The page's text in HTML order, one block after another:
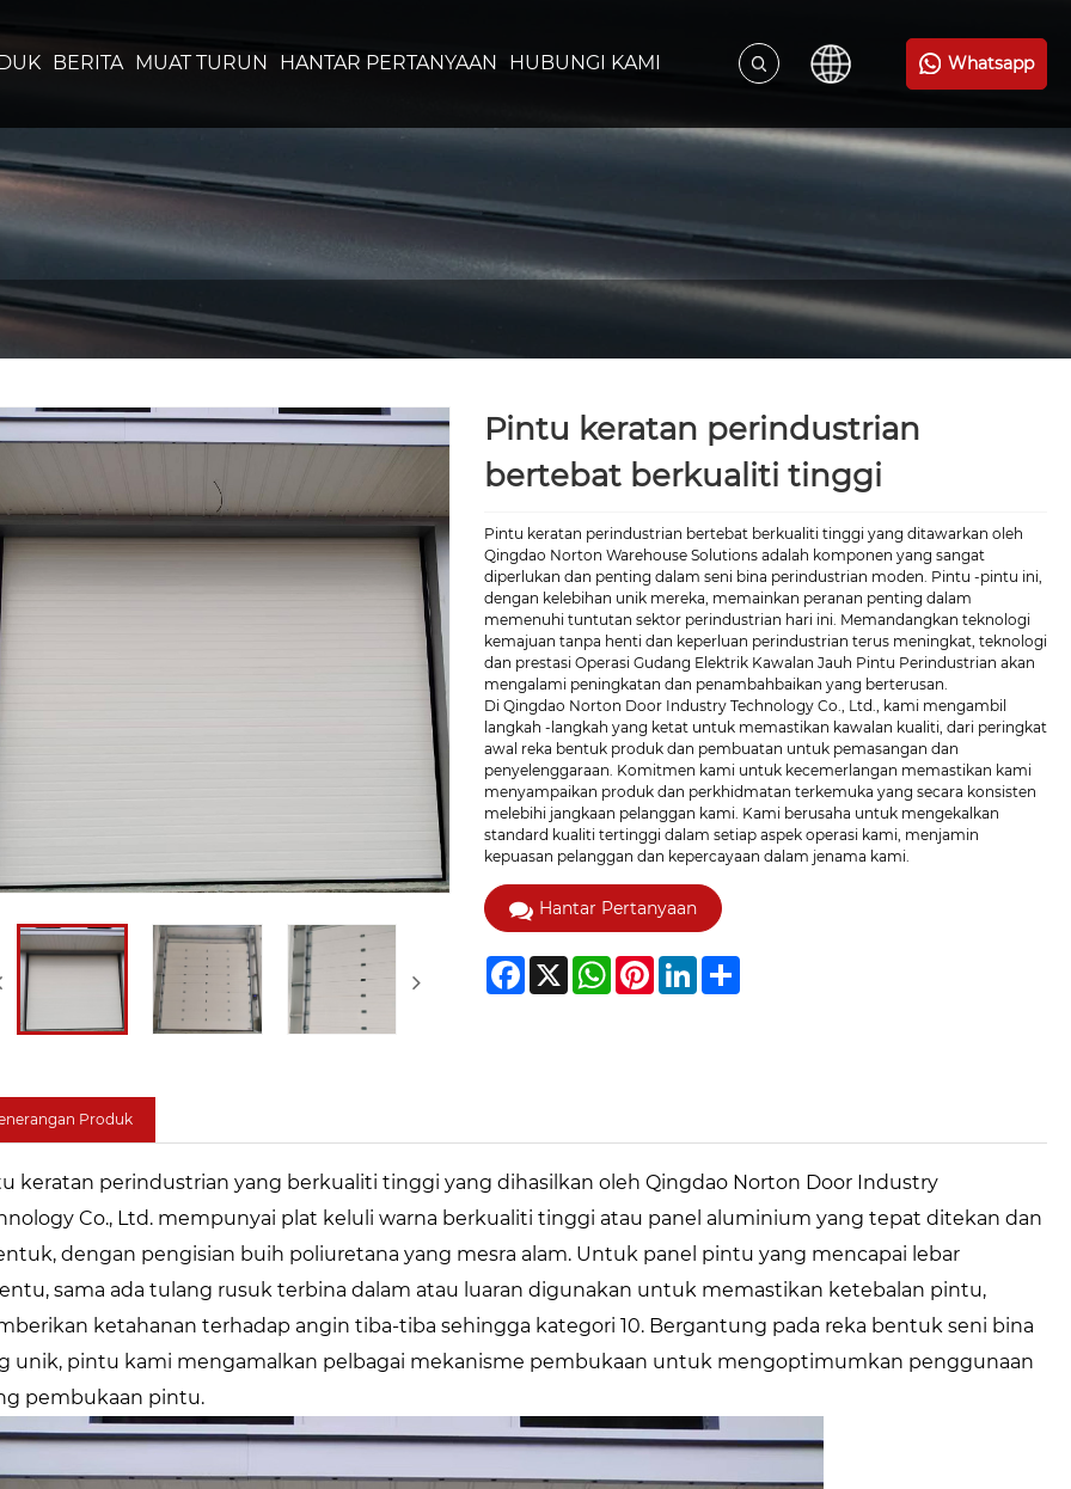
BERITA MUAT TURUN HANTAR PERTANYAAN HUBUNGI KAMI Whatsapp
Pintu keratan perindustrian
bertebat berkualiti tinggi
Pintu keratan perindustrian bertebat berkualiti tinggi yang ditawarkan oleh
Qingdao Norton Warehouse Solutions adalah komponen yang sangat
diperlukan dan penting dalam seni bina perindustrian moden. Pintu -pintu ini,
dengan kelebihan unik mereka, memainkan peranan penting dalam
memenuhi tuntutan sektor perindustrian hari ini. Memandangkan teknologi
kemajuan tanpa henti dan keperluan perindustrian terus meningkat, teknologi
dan prestasi Operasi Gudang Elektrik Kawalan Jauh Pintu Perindustrian akan
mengalami peningkatan dan penambahbaikan yang berterusan.
Di Qingdao Norton Door Industry Technology Co., Ltd., kami mengambil
langkah -langkah yang ketat untuk memastikan kawalan kualiti, dari peringkat
awal reka bentuk produk dan pembuatan untuk pemasangan dan
penyelenggaraan. Komitmen kami untuk kecemerlangan memastikan kami
menyampaikan produk dan perkhidmatan terkemuka yang secara konsisten
melebihi jangkaan pelanggan kami. Kami berusaha untuk mengekalkan
standard kualiti tertinggi dalam setiap aspek operasi kami, menjamin
kepuasan pelanggan dan kepercayaan dalam jenama kami.
Hantar Pertanyaan
Facebook
X WhatsAppPinterestLinkedInShare
Produk
keratan perindustrian yang berkualiti tinggi yang dihasilkan oleh Qingdao Norton Door Industry
Co., Ltd. mempunyai plat keluli warna berkualiti tinggi atau panel aluminium yang tepat ditekan dan
dengan pengisian buih poliuretana yang mesra alam. Untuk panel pintu yang mencapai lebar
sama ada tulang rusuk terbina dalam atau luaran digunakan untuk memastikan ketebalan pintu,
ketahanan terhadap angin tiba-tiba sehingga kategori 10. Bergantung pada reka bentuk seni bina
unik, pintu kami mengamalkan pelbagai mekanisme pembukaan untuk mengoptimumkan penggunaan
pembukaan pintu.